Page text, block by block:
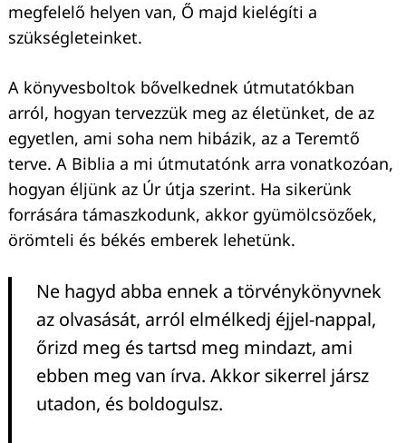
megfelelő helyen van, Ő majd kielégíti a
szükségleteinket.
A könyvesboltok bővelkednek útmutatókban
arról, hogyan tervezzük meg az életünket, de az
egyetlen, ami soha nem hibázik, az a Teremtő
terve. A Biblia a mi útmutatónk arra vonatkozóan,
hogyan éljünk az Úr útja szerint. Ha sikerünk
forrására támaszkodunk, akkor gyümölcsözőek,
örömteli és békés emberek lehetünk.
Ne hagyd abba ennek a törvénykönyvnek
az olvasását, arról elmélkedj éjjel-nappal,
őrizd meg és tartsd meg mindazt, ami
ebben meg van írva. Akkor sikerrel jársz
utadon, és boldogulsz.